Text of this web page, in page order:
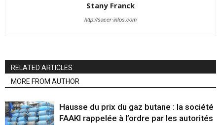
Stany Franck
http://sacer-infos.com
RELATED ARTICLES
MORE FROM AUTHOR
Hausse du prix du gaz butane : la société
FAAKI rappelée à l’ordre par les autorités